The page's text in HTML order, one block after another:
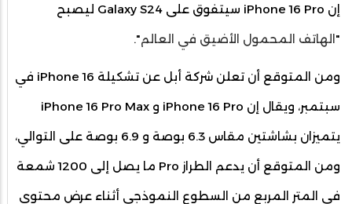
إن iPhone 16 Pro سيتفوق على Galaxy S24 ليصبح
"الهاتف المحمول الأضيق في العالم".
ومن المتوقع أن تعلن شركة أبل عن تشكيلة iPhone 16 في
سبتمبر، ويقال إن iPhone 16 Pro‌‌ و iPhone 16 Pro‌‌ Max
يتميزان بشاشتين مقاس 6.3 بوصة و 6.9 بوصة على التوالي،
ومن المتوقع أن يدعم الطراز Pro ما يصل إلى 1200 شمعة
في المتر المربع من السطوع النموذجي أثناء عرض محتوى